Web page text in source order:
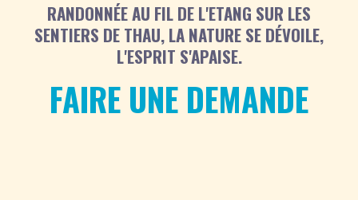
RANDONNÉE AU FIL DE L'ETANG SUR LES
SENTIERS DE THAU, LA NATURE SE DÉVOILE,
L'ESPRIT S'APAISE.
FAIRE UNE DEMANDE